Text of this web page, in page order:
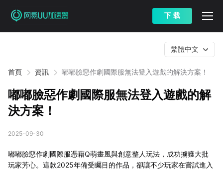
下 载
首頁 資訊 嘟嘟臉惡作劇國際服無法登入遊戲的解決方案！
繁體中文
嘟嘟臉惡作劇國際服無法登入遊戲的解
決方案！
2025-09-30
嘟嘟臉惡作劇國際服憑藉Q萌畫風與創意整人玩法，成功擄獲大批
玩家芳心。這款2025年備受矚目的作品，卻讓不少玩家在嘗試進入